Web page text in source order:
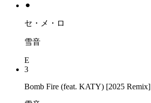
⚫︎
セ・メ・ロ
雪音
E
3
Bomb Fire (feat. KATY) [2025 Remix]